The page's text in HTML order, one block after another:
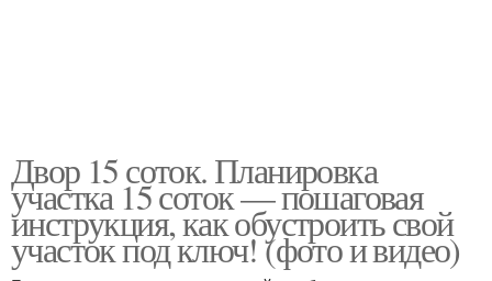
Двор 15 соток. Планировка
участка 15 соток — пошаговая
инструкция, как обустроить свой
участок под ключ! (фото и видео)